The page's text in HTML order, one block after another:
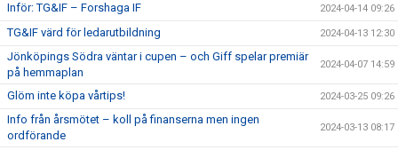
Inför: TG&IF – Forshaga IF 2024-04-14 09:26
TG&IF värd för ledarutbildning 2024-04-13 12:30
Jönköpings Södra väntar i cupen – och Giff spelar premiär
på hemmaplan
2024-04-07 14:59
Glöm inte köpa vårtips! 2024-03-25 09:26
Info från årsmötet – koll på finanserna men ingen
ordförande
2024-03-13 08:17